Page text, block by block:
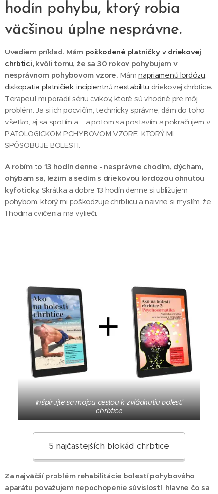
hodín pohybu, ktorý robia
väcšinou úplne nesprávne.
Uvediem príklad. Mám poškodené platničky v driekovej
chrbtici, kvôli tomu, že sa 30 rokov pohybujem v
nesprávnom pohybovom vzore. Mámnapriamenú lordózu,
diskopatie platničiek,incipientnú nestabilitu driekovej chrbtice.
Terapeut mi poradil sériu cvikov, ktoré sú vhodné pre môj
problém. Ja si ich pocvičím, technicky správne, dám do toho
všetko, aj sa spotím a ... a potom sa postavím a pokračujem v
PATOLOGICKOM POHYBOVOM VZORE, KTORÝ MI
SPÔSOBUJE BOLESTI.
A robím to 13 hodín denne - nesprávne chodím, dýcham,
ohýbam sa, ležím a sedím s driekovou lordózou ohnutou
kyfoticky. Skrátka a dobre 13 hodín denne si ubližujem
pohybom, ktorý mi poškodzuje chrbticu a naivne si myslím, že
1 hodina cvičenia ma vylieči.
Inšpirujte sa mojou cestou k zvládnutiu bolestí
chrbtice
5 najčastejších blokád chrbtice
Za najväčší problém rehabilitácie bolestí pohybového
aparátu považujem nepochopenie súvislostí, hlavne čo sa